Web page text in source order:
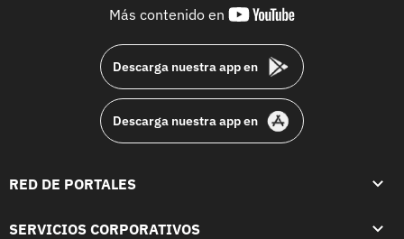
Más contenido en
youtube-
Descarga nuestra app en
Descarga nuestra app en
RED DE PORTALES
SERVICIOS CORPORATIVOS